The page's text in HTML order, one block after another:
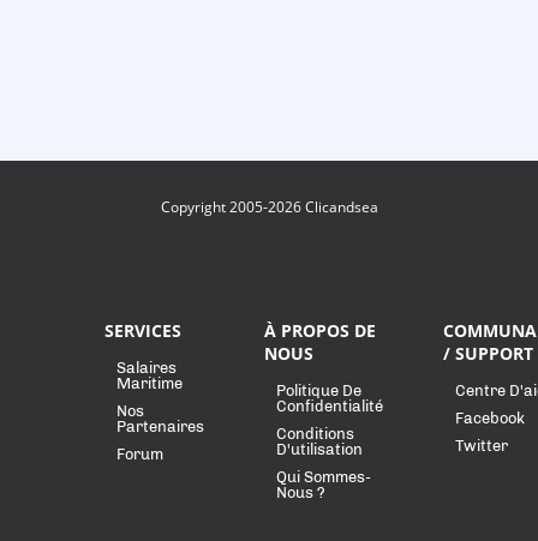
Copyright 2005-2026 Clicandsea
SERVICES
Salaires
Maritime
Nos
Partenaires
Forum
À PROPOS DE
NOUS
Politique De
Confidentialité
Conditions
D'utilisation
Qui Sommes-
Nous ?
/ SUPPORT
Centre
Facebook
Twitter